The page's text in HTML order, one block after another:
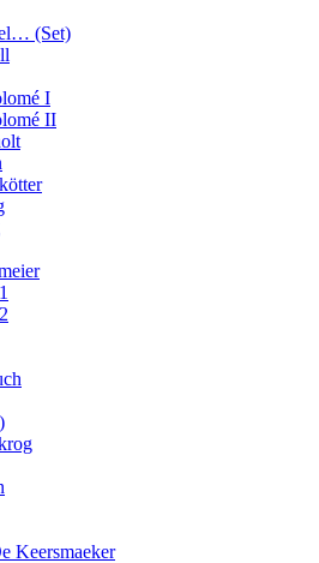
(Set)
I
II
Keersmaeker